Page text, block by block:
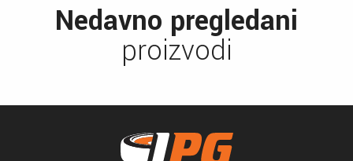
Nedavno pregledani
proizvodi